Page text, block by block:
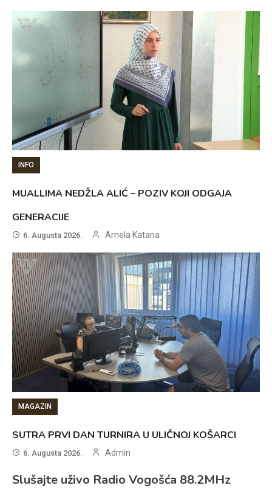
INFO
MUALLIMA NEDŽLA ALIĆ – POZIV KOJI ODGAJA
GENERACIJE
6. Augusta 2026. Arnela Katana
MAGAZIN
SUTRA PRVI DAN TURNIRA U ULIČNOJ KOŠARCI
6. Augusta 2026. Admin
Slušajte uživo Radio Vogošća 88.2MHz